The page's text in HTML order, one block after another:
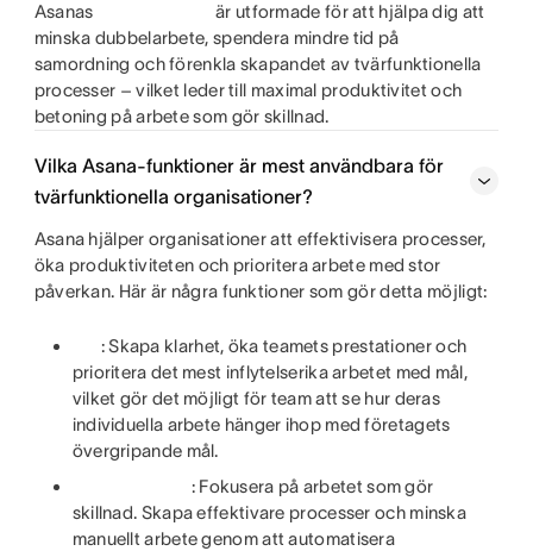
Asanas
är utformade för att hjälpa dig att
minska dubbelarbete, spendera mindre tid på
samordning och förenkla skapandet av tvärfunktionella
processer – vilket leder till maximal produktivitet och
betoning på arbete som gör skillnad.
Vilka Asana-funktioner är mest användbara för
tvärfunktionella organisationer?
Asana hjälper organisationer att effektivisera processer,
öka produktiviteten och prioritera arbete med stor
påverkan. Här är några funktioner som gör detta möjligt:
: Skapa klarhet, öka teamets prestationer och
prioritera det mest inflytelserika arbetet med mål,
vilket gör det möjligt för team att se hur deras
individuella arbete hänger ihop med företagets
övergripande mål.
: Fokusera på arbetet som gör
skillnad. Skapa effektivare processer och minska
manuellt arbete genom att automatisera